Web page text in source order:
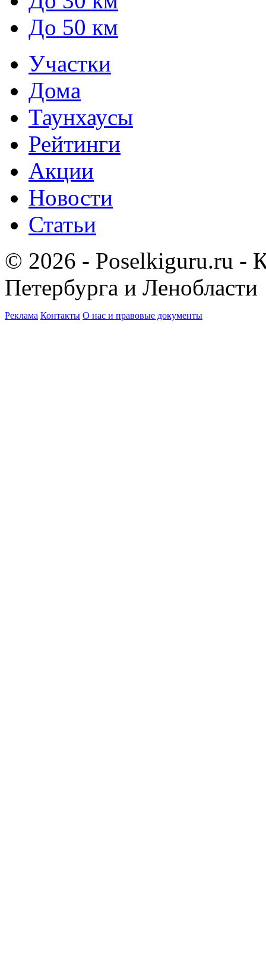
До 50 км
Участки
Дома
Таунхаусы
Рейтинги
Акции
Новости
Статьи
© 2026 - Poselkiguru.ru -
Петербурга и Ленобласти
Реклама Контакты О нас и правовые документы